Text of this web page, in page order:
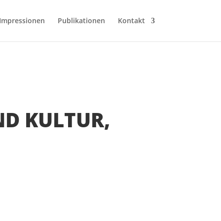
Impressionen Publikationen Kontakt
KULTUR,